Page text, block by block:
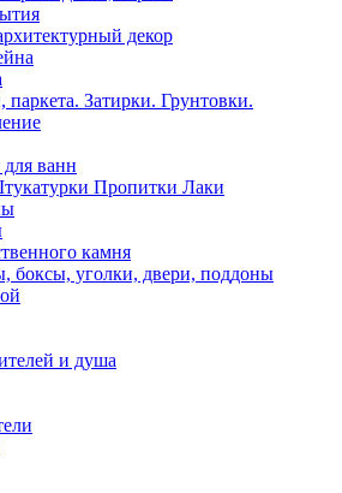
декор
Затирки. Грунтовки.
ванн
Пропитки Лаки
камня
боксы, уголки, двери, поддоны
и душа